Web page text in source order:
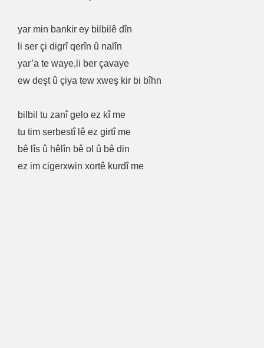
yar min bankir ey bilbilê dîn
li ser çi digrî qerîn û nalîn
yar’a te waye,li ber çavaye
ew deşt û çiya tew xweş kir bi bîhn
bilbil tu zanî gelo ez kî me
tu tim serbestî lê ez girtî me
bê lîs û hêlîn bê ol û bê din
ez im cigerxwin xortê kurdî me